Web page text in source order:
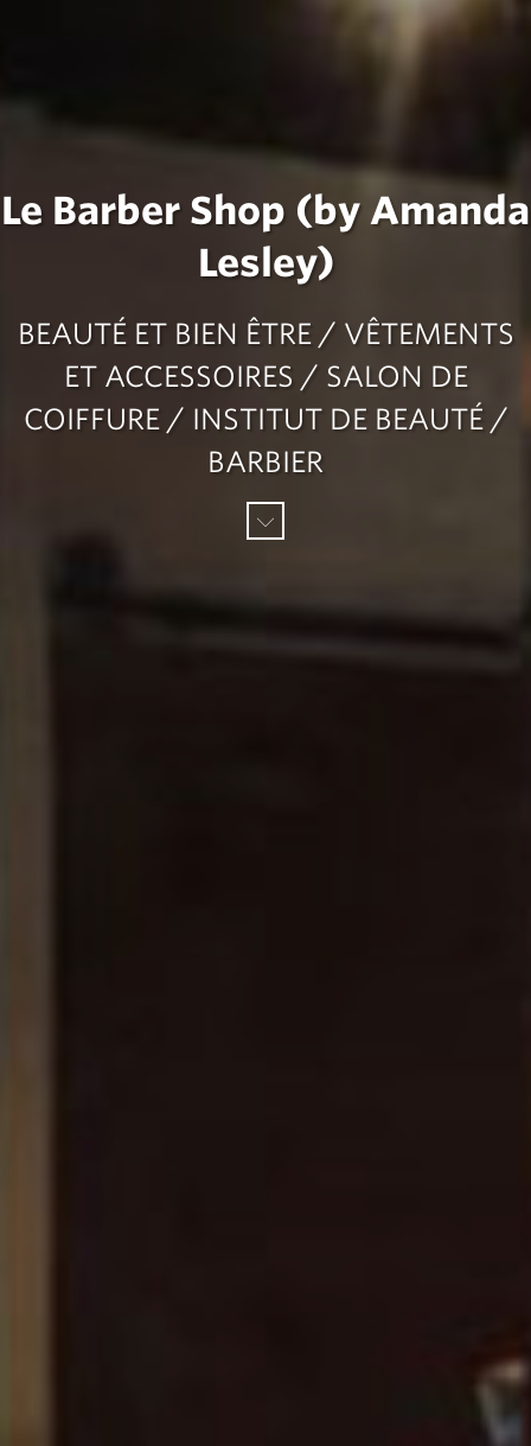
Le Barber Shop (by Amanda
Lesley)
BEAUTÉ ET BIEN ÊTRE / VÊTEMENTS
ET ACCESSOIRES / SALON DE
COIFFURE / INSTITUT DE BEAUTÉ /
BARBIER